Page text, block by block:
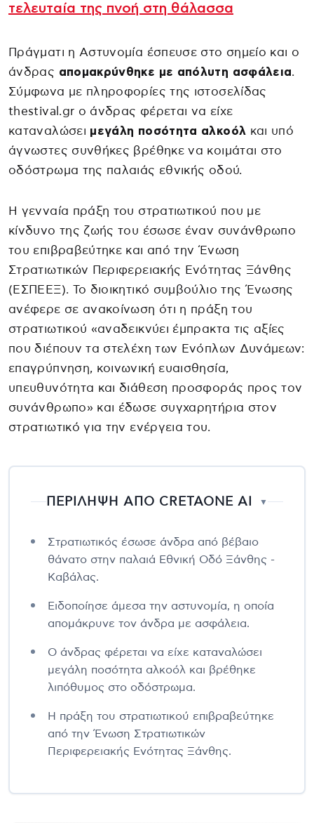
τελευταία της πνοή στη θάλασσα
Πράγματι η Αστυνομία έσπευσε στο σημείο και ο
άνδρας απομακρύνθηκε με απόλυτη ασφάλεια.
Σύμφωνα με πληροφορίες της ιστοσελίδας
thestival.gr ο άνδρας φέρεται να είχε
καταναλώσει μεγάλη ποσότητα αλκοόλ και υπό
άγνωστες συνθήκες βρέθηκε να κοιμάται στο
οδόστρωμα της παλαιάς εθνικής οδού.
Η γενναία πράξη του στρατιωτικού που με
κίνδυνο της ζωής του έσωσε έναν συνάνθρωπο
του επιβραβεύτηκε και από την Ένωση
Στρατιωτικών Περιφερειακής Ενότητας Ξάνθης
(ΕΣΠΕΕΞ). Το διοικητικό συμβούλιο της Ένωσης
ανέφερε σε ανακοίνωση ότι η πράξη του
στρατιωτικού «αναδεικνύει έμπρακτα τις αξίες
που διέπουν τα στελέχη των Ενόπλων Δυνάμεων:
επαγρύπνηση, κοινωνική ευαισθησία,
υπευθυνότητα και διάθεση προσφοράς προς τον
συνάνθρωπο» και έδωσε συγχαρητήρια στον
στρατιωτικό για την ενέργεια του.
ΠΕΡΙΛΗΨΗ ΑΠΟ CRETAONE AI ▼
Στρατιωτικός έσωσε άνδρα από βέβαιο
θάνατο στην παλαιά Εθνική Οδό Ξάνθης -
Καβάλας.
Ειδοποίησε άμεσα την αστυνομία, η οποία
απομάκρυνε τον άνδρα με ασφάλεια.
Ο άνδρας φέρεται να είχε καταναλώσει
μεγάλη ποσότητα αλκοόλ και βρέθηκε
λιπόθυμος στο οδόστρωμα.
Η πράξη του στρατιωτικού επιβραβεύτηκε
από την Ένωση Στρατιωτικών
Περιφερειακής Ενότητας Ξάνθης.